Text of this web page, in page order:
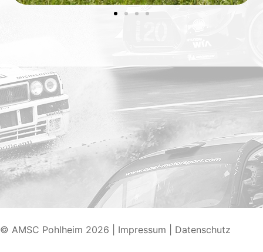
© AMSC Pohlheim 2026 Impressum Datenschutz